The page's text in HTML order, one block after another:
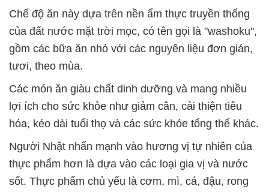
Chế độ ăn này dựa trên nền ẩm thực truyền thống
của đất nước mặt trời mọc, có tên gọi là "washoku",
gồm các bữa ăn nhỏ với các nguyên liệu đơn giản,
tươi, theo mùa.
Các món ăn giàu chất dinh dưỡng và mang nhiều
lợi ích cho sức khỏe như giảm cân, cải thiện tiêu
hóa, kéo dài tuổi thọ và các sức khỏe tổng thể khác.
Người Nhật nhấn mạnh vào hương vị tự nhiên của
thực phẩm hơn là dựa vào các loại gia vị và nước
sốt. Thực phẩm chủ yếu là cơm, mì, cá, đậu, rong